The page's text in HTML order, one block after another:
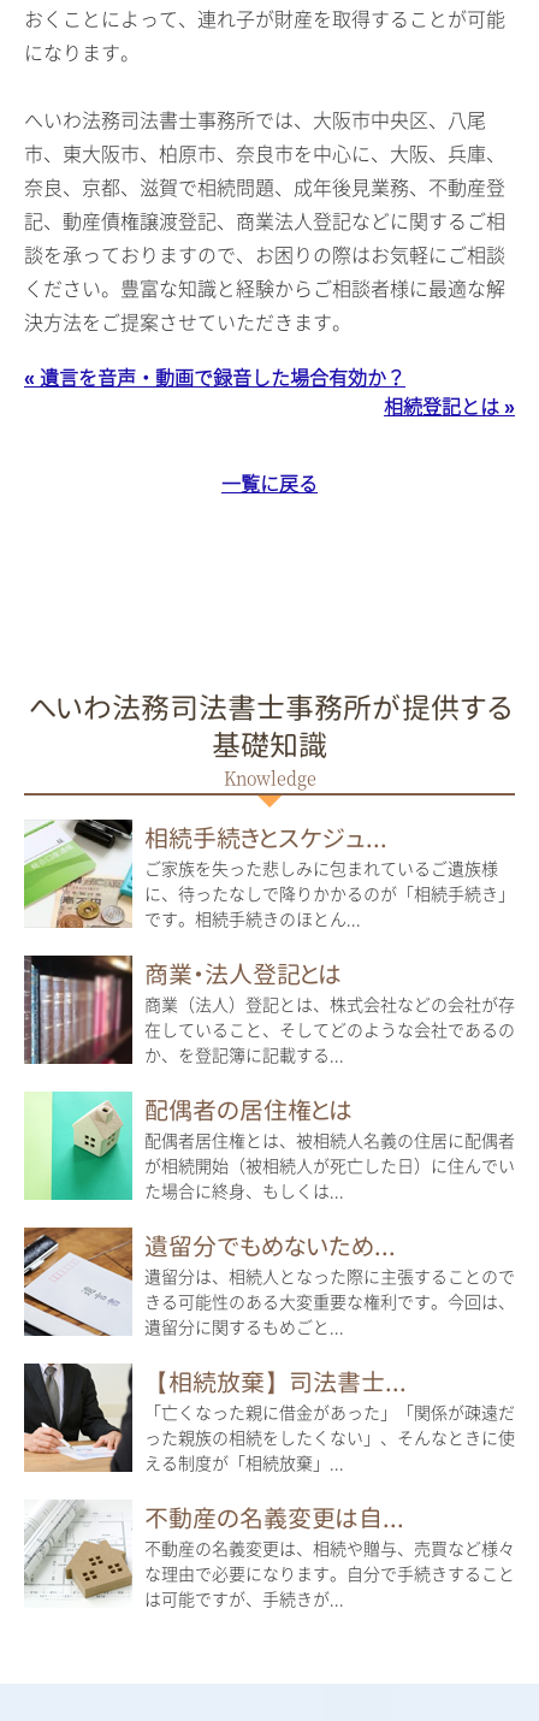
おくことによって、連れ子が財産を取得することが可能
になります。
へいわ法務司法書士事務所では、大阪市中央区、八尾
市、東大阪市、柏原市、奈良市を中心に、大阪、兵庫、
奈良、京都、滋賀で相続問題、成年後見業務、不動産登
記、動産債権譲渡登記、商業法人登記などに関するご相
談を承っておりますので、お困りの際はお気軽にご相談
ください。豊富な知識と経験からご相談者様に最適な解
決方法をご提案させていただきます。
« 遺言を音声・動画で録音した場合有効か？
相続登記とは »
一覧に戻る
へいわ法務司法書士事務所が提供する
基礎知識
相続手続きとスケジュ...
ご家族を失った悲しみに包まれているご遺族様
に、待ったなしで降りかかるのが「相続手続き」
です。相続手続きのほとん...
商業・法人登記とは
商業（法人）登記とは、株式会社などの会社が存
在していること、そしてどのような会社であるの
か、を登記簿に記載する...
配偶者の居住権とは
配偶者居住権とは、被相続人名義の住居に配偶者
が相続開始（被相続人が死亡した日）に住んでい
た場合に終身、もしくは...
遺留分でもめないため...
遺留分は、相続人となった際に主張することので
きる可能性のある大変重要な権利です。今回は、
遺留分に関するもめごと...
【相続放棄】司法書士...
「亡くなった親に借金があった」「関係が疎遠だ
った親族の相続をしたくない」、そんなときに使
える制度が「相続放棄」...
不動産の名義変更は自...
不動産の名義変更は、相続や贈与、売買など様々
な理由で必要になります。自分で手続きすること
は可能ですが、手続きが...